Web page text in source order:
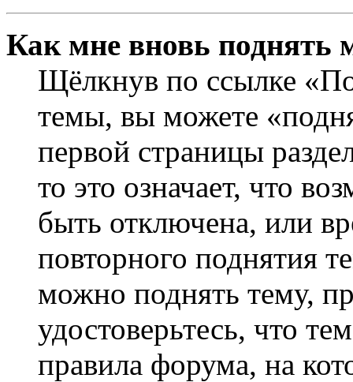
Как мне вновь поднять
Щёлкнув по ссылке
темы, вы можете
первой страницы
то это означает, что
быть отключена, или
повторного поднятия
можно поднять тему,
удостоверьтесь, что
правила форума, на